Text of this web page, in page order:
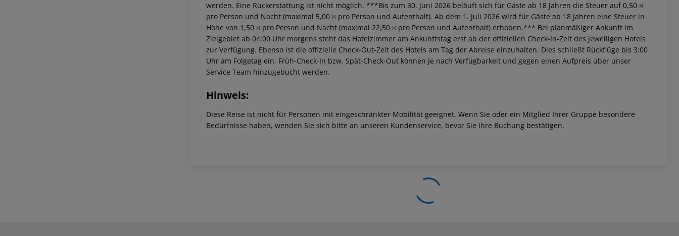
werden. Eine Rückerstattung ist nicht möglich. ***Bis zum 30. Juni 2026 beläuft sich für Gäste ab 18 Jahren die Steuer auf 0,50 ¤
pro Person und Nacht (maximal 5,00 ¤ pro Person und Aufenthalt). Ab dem 1. Juli 2026 wird für Gäste ab 18 Jahren eine Steuer in
Höhe von 1,50 ¤ pro Person und Nacht (maximal 22,50 ¤ pro Person und Aufenthalt) erhoben.*** Bei planmäßiger Ankunft im
Zielgebiet ab 04:00 Uhr morgens steht das Hotelzimmer am Ankunftstag erst ab der offiziellen Check-In-Zeit des jeweiligen Hotels
zur Verfügung. Ebenso ist die offizielle Check-Out-Zeit des Hotels am Tag der Abreise einzuhalten. Dies schließt Rückflüge bis 3:00
Uhr am Folgetag ein. Früh-Check-In bzw. Spät-Check-Out können je nach Verfügbarkeit und gegen einen Aufpreis über unser
Service Team hinzugebucht werden.
Hinweis:
Diese Reise ist nicht für Personen mit eingeschränkter Mobilität geeignet. Wenn Sie oder ein Mitglied Ihrer Gruppe besondere
Bedürfnisse haben, wenden Sie sich bitte an unseren Kundenservice, bevor Sie Ihre Buchung bestätigen.